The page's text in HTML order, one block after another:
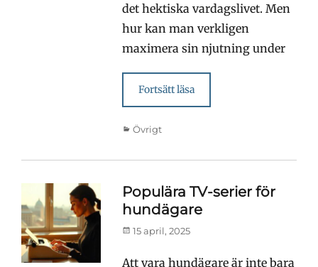
det hektiska vardagslivet. Men
hur kan man verkligen
maximera sin njutning under
Fortsätt läsa
Kategorier
Övrigt
Populära TV-serier för
hundägare
Publicerad
15 april, 2025
Att vara hundägare är inte bara